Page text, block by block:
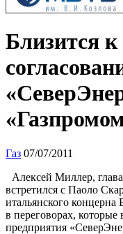
Близится
Газ 07/07/2011
Алексей Миллер,
встретился с Паоло
итальянского
в переговорах, которые
предприятия